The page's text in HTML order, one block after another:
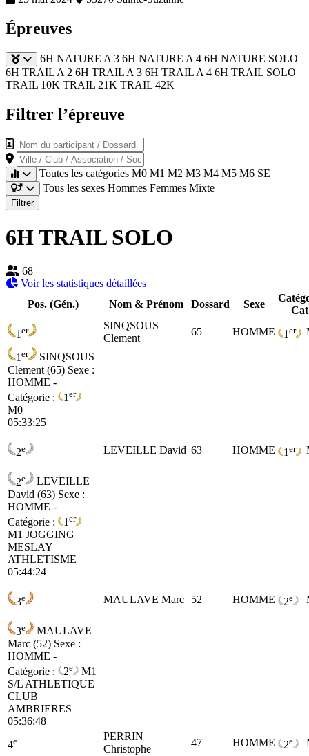
Épreuves
6H NATURE A 3 6H NATURE A 4 6H NATURE SOLO
6H TRAIL A 2 6H TRAIL A 3 6H TRAIL A 4 6H TRAIL SOLO
TRAIL 10K TRAIL 21K TRAIL 42K
Filtrer l’épreuve
Nom du participant / Dossard
Ville / Club / Association / Société
Toutes les catégories M0 M1 M2 M3 M4 M5 M6 SE
Tous les sexes Hommes Femmes Mixte
Filtrer
6H TRAIL SOLO
68
Voir les statistiques détaillées
Pos. (Gén.)
Nom & Prénom Dossard Sexe
1 er
SINQSOUS
Clement
65 HOMME 1 er
1 er
SINQSOUS
Clement (65) Sexe :
HOMME -
Catégorie :
1 er
M0
05:33:25
2e LEVEILLE David 63 HOMME 1 er
2e
LEVEILLE
David (63) Sexe :
HOMME -
Catégorie :
1 er
M1 JOGGING
MESLAY
ATHLETISME
05:44:24
3e MAULAVE Marc 52 HOMME 2e
3e
MAULAVE
Marc (52) Sexe :
HOMME -
Catégorie :
2e
M1
S/L ATHLETIQUE
CLUB
AMBRIERES
05:36:48
4e
PERRIN
Christophe
47 HOMME 2e